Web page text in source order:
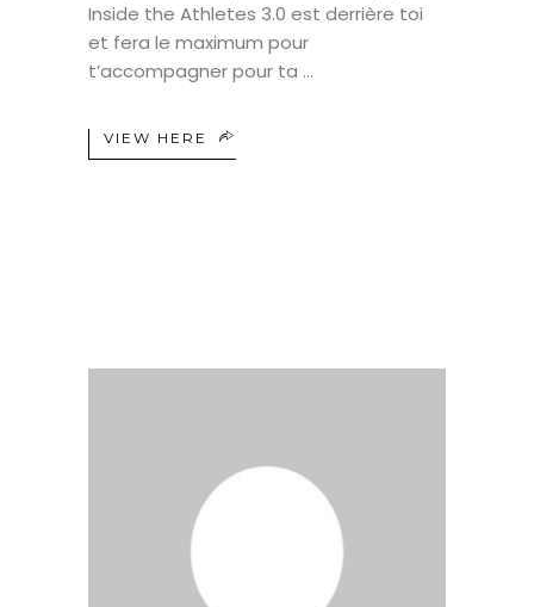
Inside the Athletes 3.0 est derrière toi
et fera le maximum pour
t’accompagner pour ta
VIEW HERE